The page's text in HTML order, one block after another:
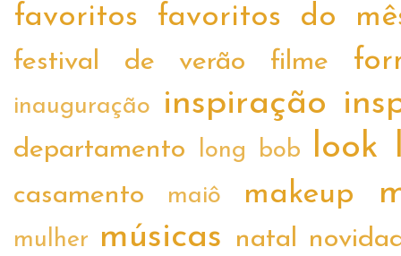
favoritos favoritos do
festival de verão filme
inauguração inspiração
departamento long bob look
casamento maiô makeup
mulher músicas natal